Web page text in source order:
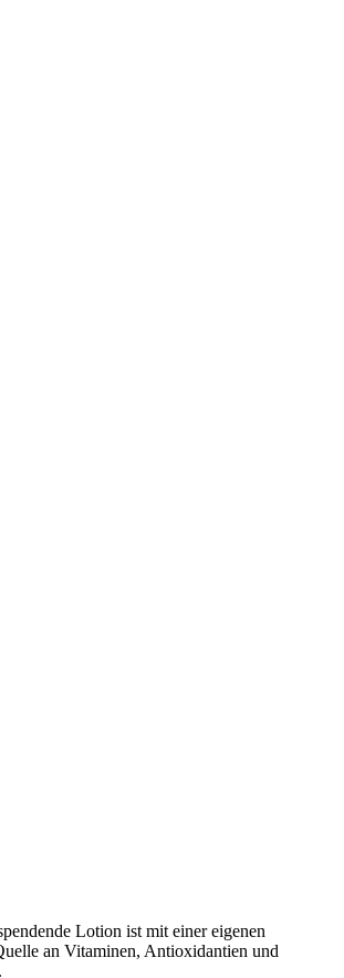
Lotion ist mit einer eigenen
an Vitaminen, Antioxidantien und